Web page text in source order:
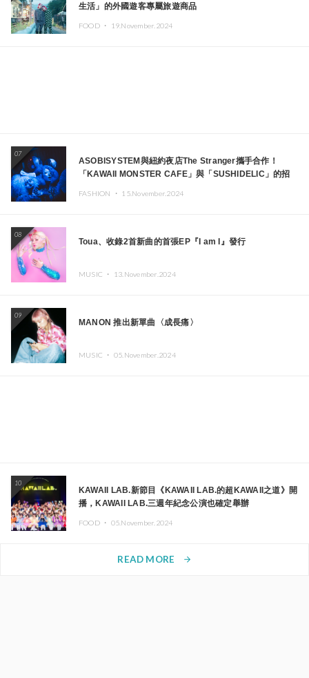
生活」的外國遊客專屬旅遊商品
FOOD ・ 19.November.2024
07
ASOBISYSTEM與紐約夜店The Stranger攜手合作！
「KAWAII MONSTER CAFE」與「SUSHIDELIC」的招
FASHION ・ 15.November.2024
08
Toua、收錄2首新曲的首張EP『I am I』發行
MUSIC ・ 13.November.2024
09
MANON 推出新單曲〈成長痛〉
MUSIC ・ 05.November.2024
10
KAWAII LAB.新節目《KAWAII LAB.的超KAWAII之道》開
播，KAWAII LAB.三週年紀念公演也確定舉辦
FOOD ・ 05.November.2024
READ MORE arrow_forward